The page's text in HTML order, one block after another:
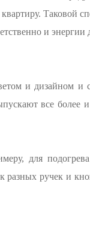
Таковой
и энергии
и дизайном и
все более
для подогрева
разных ручек и